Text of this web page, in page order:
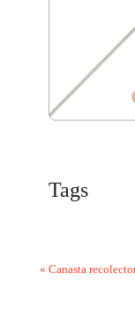
Tags
« Canasta